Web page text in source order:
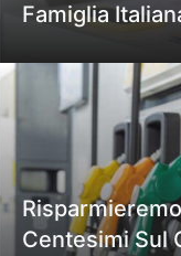
Famiglia
Centesimi Sul